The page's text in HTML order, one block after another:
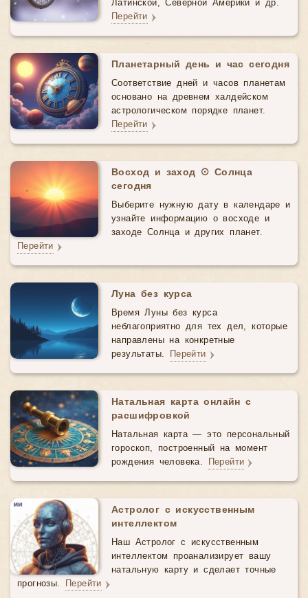
Латинской, Северной Америки и др.
Перейти
Планетарный день и час сегодня
Соответствие дней и часов планетам
основано на древнем халдейском
астрологическом порядке планет.
Перейти
Восход и заход ☉ Солнца
сегодня
Выберите нужную дату в календаре и
узнайте информацию о восходе и
заходе Солнца и других планет.
Перейти
Луна без курса
Время Луны без курса
неблагоприятно для тех дел, которые
направлены на конкретные
результаты. Перейти
Натальная карта онлайн с
расшифровкой
Натальная карта — это персональный
гороскоп, построенный на момент
рождения человека. Перейти
Астролог с искусственным
интеллектом
Наш Астролог с искусственным
интеллектом проанализирует вашу
натальную карту и сделает точные
прогнозы. Перейти